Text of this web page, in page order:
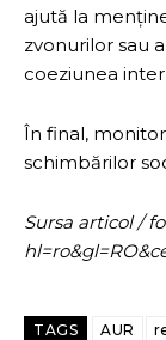
ajută la
zvonurilor sau
coeziunea
În final,
schimbărilor
Sursa articol /
TAGS AUR